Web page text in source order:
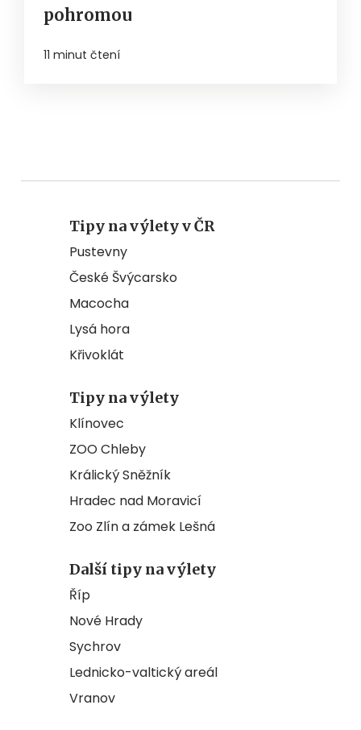
pohromou
11 minut čtení
Tipy na výlety v ČR
Pustevny
České Švýcarsko
Macocha
Lysá hora
Křivoklát
Tipy na výlety
Klínovec
ZOO Chleby
Králický Sněžník
Hradec nad Moravicí
Zoo Zlín a zámek Lešná
Další tipy na výlety
Říp
Nové Hrady
Sychrov
Lednicko-valtický areál
Vranov